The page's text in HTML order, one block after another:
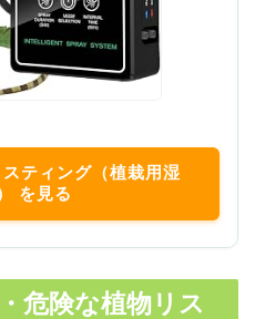
ティング（植栽用湿
を見る
危険な植物リス